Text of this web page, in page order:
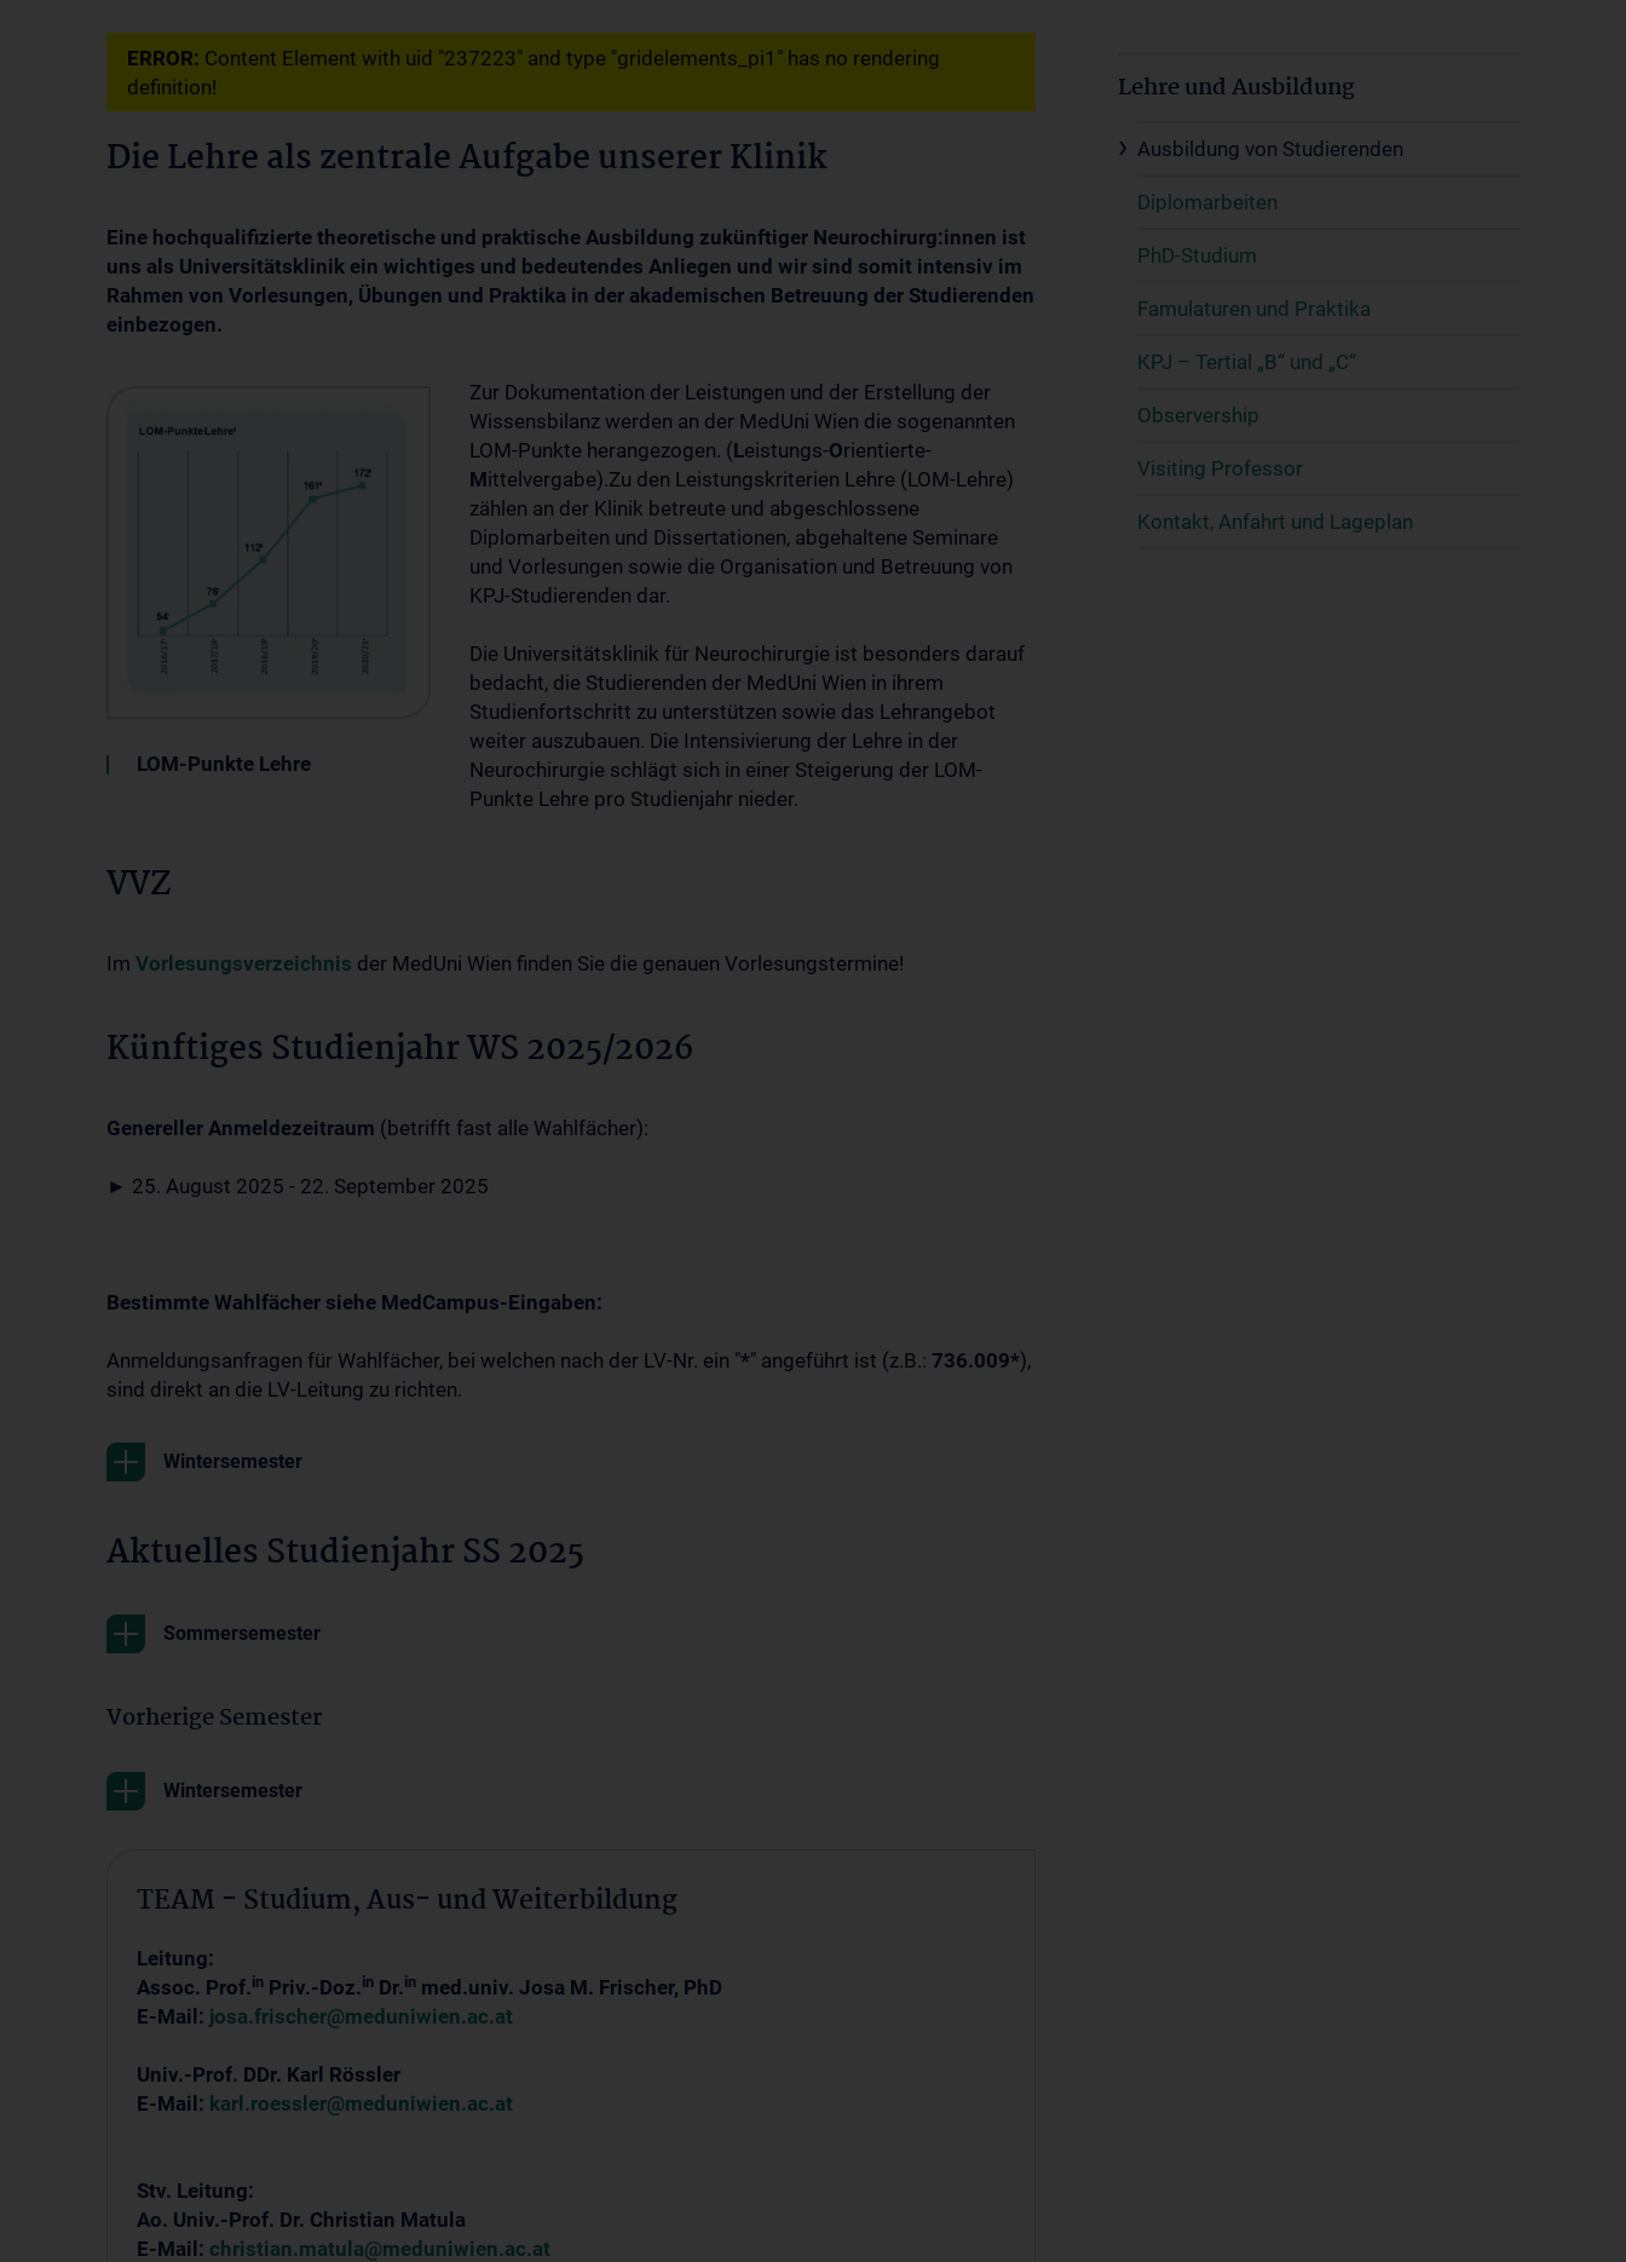
ERROR: Content Element with uid "237223" and type "gridelements_pi1" has no rendering
definition!
Die Lehre als zentrale Aufgabe unserer Klinik
Eine hochqualifizierte theoretische und praktische Ausbildung zukünftiger Neurochirurg:innen ist
uns als Universitätsklinik ein wichtiges und bedeutendes Anliegen und wir sind somit intensiv im
Rahmen von Vorlesungen, Übungen und Praktika in der akademischen Betreuung der Studierenden
einbezogen.
LOM-Punkte Lehre
Zur Dokumentation der Leistungen und der Erstellung der
Wissensbilanz werden an der MedUni Wien die sogenannten
LOM-Punkte herangezogen. (Leistungs-Orientierte-
Mittelvergabe).Zu den Leistungskriterien Lehre (LOM-Lehre)
zählen an der Klinik betreute und abgeschlossene
Diplomarbeiten und Dissertationen, abgehaltene Seminare
und Vorlesungen sowie die Organisation und Betreuung von
KPJ-Studierenden dar.
Die Universitätsklinik für Neurochirurgie ist besonders darauf
bedacht, die Studierenden der MedUni Wien in ihrem
Studienfortschritt zu unterstützen sowie das Lehrangebot
weiter auszubauen. Die Intensivierung der Lehre in der
Neurochirurgie schlägt sich in einer Steigerung der LOM-
Punkte Lehre pro Studienjahr nieder.
VVZ
Im Vorlesungsverzeichnis der MedUni Wien finden Sie die genauen Vorlesungstermine!
Künftiges Studienjahr WS 2025/2026
Genereller Anmeldezeitraum (betrifft fast alle Wahlfächer):
► 25. August 2025 - 22. September 2025
Bestimmte Wahlfächer siehe MedCampus-Eingaben:
Anmeldungsanfragen für Wahlfächer, bei welchen nach der LV-Nr. ein "*" angeführt ist (z.B.: 736.009*),
sind direkt an die LV-Leitung zu richten.
Wintersemester
Aktuelles Studienjahr SS 2025
Sommersemester
Vorherige Semester
Wintersemester
TEAM - Studium, Aus- und Weiterbildung
Leitung:
Assoc. Prof.in Priv.-Doz.in Dr.in med.univ. Josa M. Frischer, PhD
E-Mail: josa.frischer@meduniwien.ac.at
Univ.-Prof. DDr. Karl Rössler
E-Mail: karl.roessler@meduniwien.ac.at
Stv. Leitung:
Ao. Univ.-Prof. Dr. Christian Matula
E-Mail: christian.matula@meduniwien.ac.at
Lehre und Ausbildung
Ausbildung von Studierenden
Diplomarbeiten
PhD-Studium
Famulaturen und Praktika
KPJ – Tertial „B“ und „C“
Observership
Visiting Professor
Kontakt, Anfahrt und Lageplan